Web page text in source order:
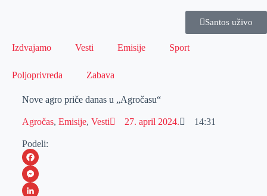
Santos uživo
Izdvajamo Vesti Emisije Sport
Poljoprivreda Zabava
Nove agro priče danas u „Agročasu“
Agročas, Emisije, Vesti 27. april 2024. 14:31
Podeli:
F
aM